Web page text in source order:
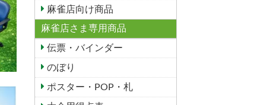
麻雀店向け商品
麻雀店さま専用商品
伝票・バインダー
のぼり
ポスター・POP・札